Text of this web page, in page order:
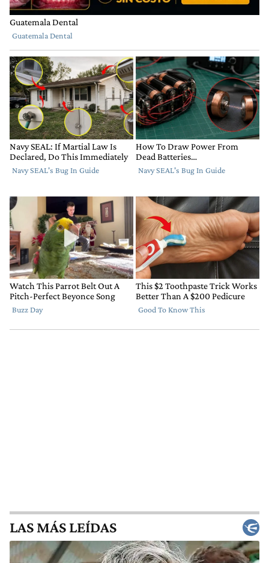
LAS MÁS LEÍDAS